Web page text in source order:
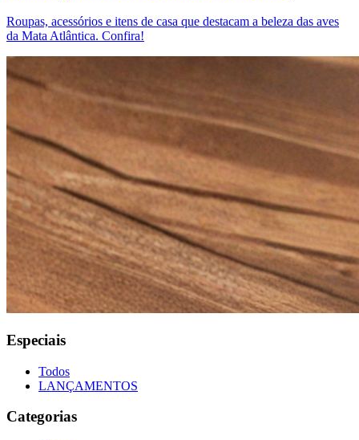
Roupas, acessórios e itens de casa que destacam a beleza das aves
da Mata Atlântica. Confira!
Especiais
Todos
LANÇAMENTOS
Categorias